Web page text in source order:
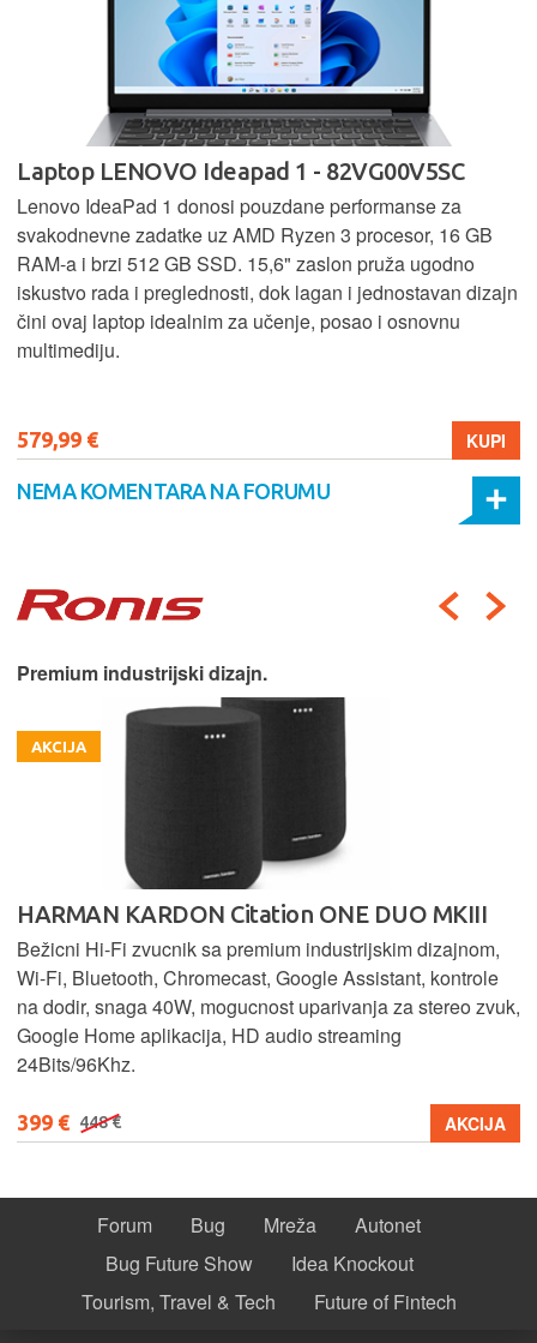
Laptop LENOVO Ideapad 1 - 82VG00V5SC
Lenovo IdeaPad 1 donosi pouzdane performanse za
svakodnevne zadatke uz AMD Ryzen 3 procesor, 16 GB
RAM-a i brzi 512 GB SSD. 15,6" zaslon pruža ugodno
iskustvo rada i preglednosti, dok lagan i jednostavan dizajn
čini ovaj laptop idealnim za učenje, posao i osnovnu
multimediju.
579,99 € KUPI
NEMA KOMENTARA NA FORUMU
Premium industrijski dizajn.
AKCIJA
HARMAN KARDON Citation ONE DUO MKIII
Bežicni Hi-Fi zvucnik sa premium industrijskim dizajnom,
Wi-Fi, Bluetooth, Chromecast, Google Assistant, kontrole
na dodir, snaga 40W, mogucnost uparivanja za stereo zvuk,
Google Home aplikacija, HD audio streaming
24Bits/96Khz.
399 € 448 € AKCIJA
Forum Bug Mreža
Autonet
Bug Future Show
Idea Knockout
Tourism, Travel & Tech
Future of Fintech